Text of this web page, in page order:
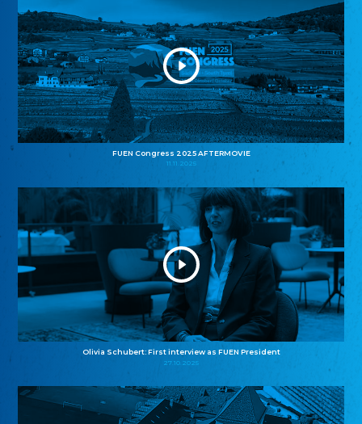
FUEN Congress 2025 AFTERMOVIE
11.11.2025
Olivia Schubert: First interview as FUEN President
27.10.2025